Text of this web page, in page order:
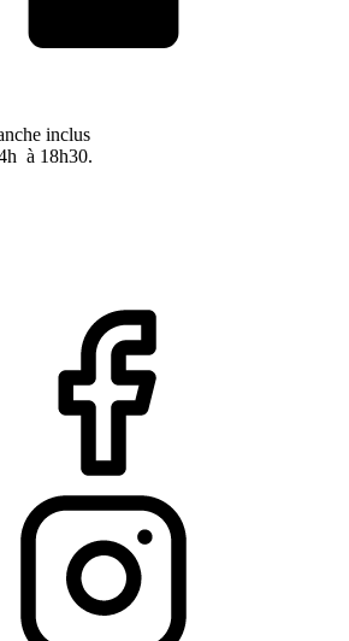
inclus
à 18h30.